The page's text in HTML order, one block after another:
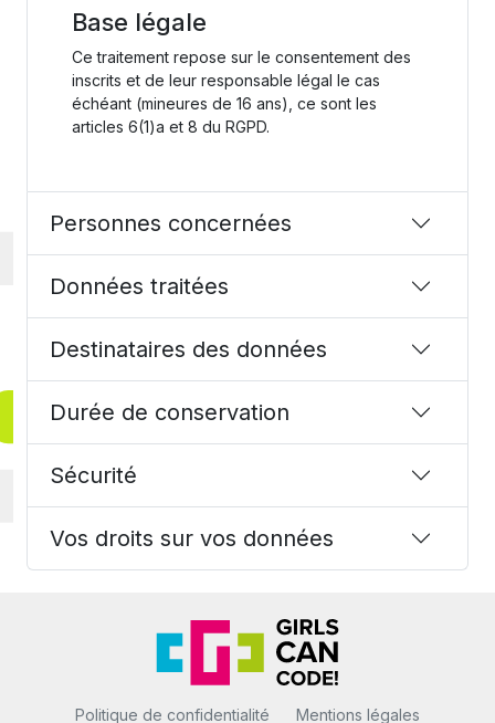
Base légale
Ce traitement repose sur le consentement des
inscrits et de leur responsable légal le cas
échéant (mineures de 16 ans), ce sont les
articles 6(1)a et 8 du RGPD.
Personnes concernées
Données traitées
Destinataires des données
Durée de conservation
Sécurité
Vos droits sur vos données
Politique de confidentialité Mentions légales